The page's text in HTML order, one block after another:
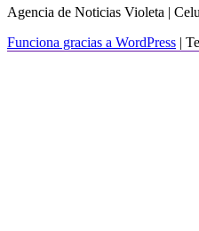
Agencia de Noticias Violeta |
Funciona gracias a WordPress |